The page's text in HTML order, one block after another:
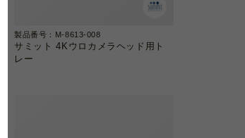
製品番号：M-8613-008
サミット 4Kウロカメラヘッド用ト
レー